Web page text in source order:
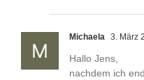
Michaela 3. März
Hallo Jens,
nachdem ich